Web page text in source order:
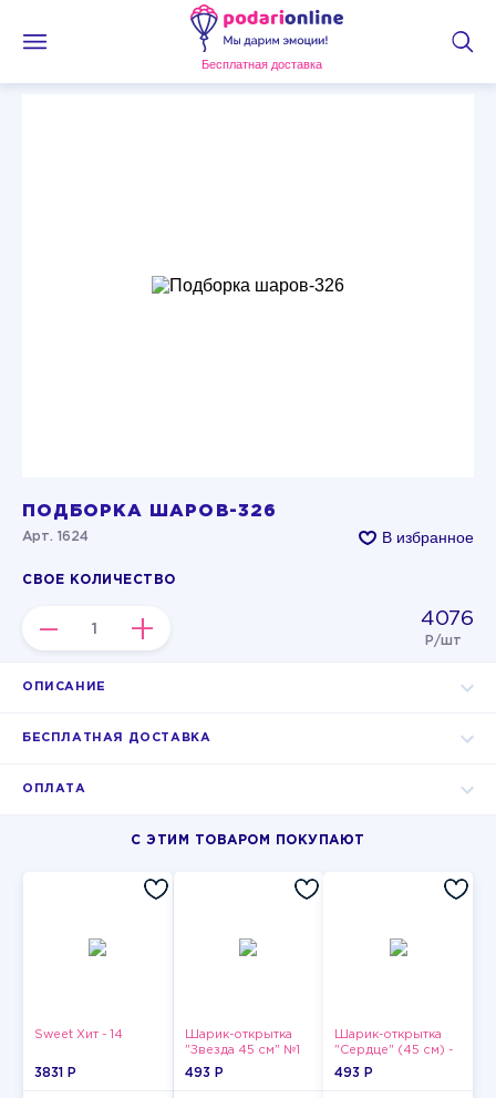
Бесплатная доставка
ПОДБОРКА ШАРОВ-326
Арт. 1624 В избранное
СВОЕ КОЛИЧЕСТВО
– + 4076
Р/шт
ОПИСАНИЕ
БЕСПЛАТНАЯ ДОСТАВКА
ОПЛАТА
С ЭТИМ ТОВАРОМ ПОКУПАЮТ
Sweet Хит - 14
3831 P
Шарик-открытка
"Звезда 45 см" №1
493 P
Шарик-открытка
"Сердце" (45 см) -
2
493 P